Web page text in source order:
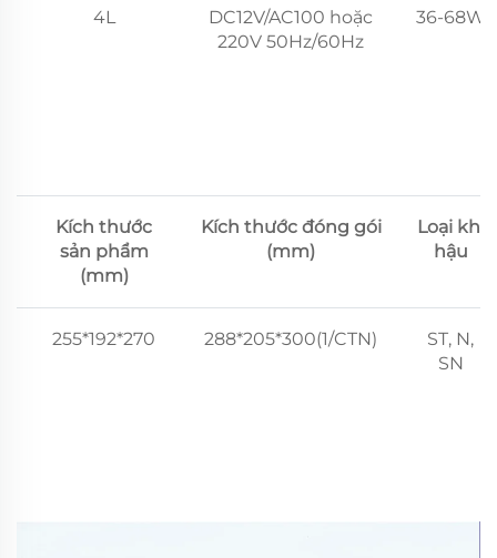
4L
DC12V/AC100 hoặc
220V 50Hz/60Hz
36-68W
Kích thước
sản phẩm
(mm)
Kích thước đóng gói
(mm)
Loại khí
hậu
255*192*270 288*205*300(1/CTN)
ST, N,
SN